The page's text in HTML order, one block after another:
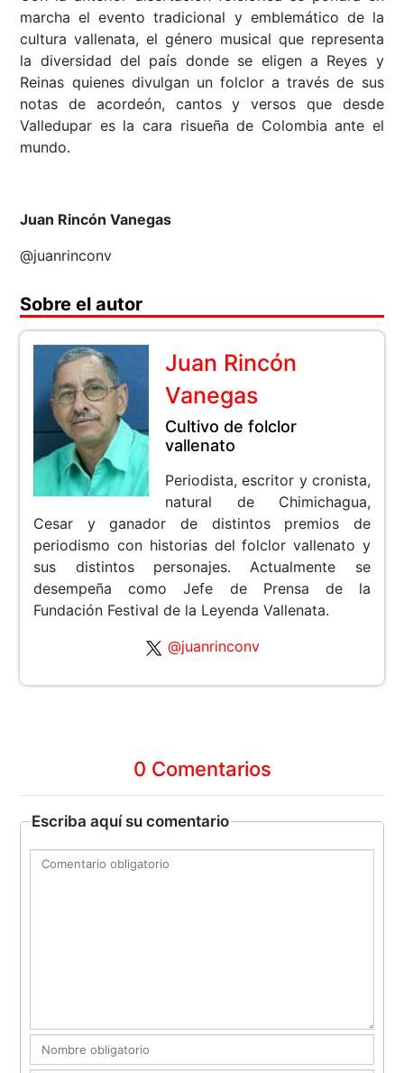
marcha el evento tradicional y emblemático de la
cultura vallenata, el género musical que representa
la diversidad del país donde se eligen a Reyes y
Reinas quienes divulgan un folclor a través de sus
notas de acordeón, cantos y versos que desde
Valledupar es la cara risueña de Colombia ante el
mundo.
Juan Rincón Vanegas
@juanrinconv
Sobre el autor
Juan Rincón
Vanegas
Cultivo de folclor
vallenato
Periodista, escritor y cronista,
natural de Chimichagua,
Cesar y ganador de distintos premios de
periodismo con historias del folclor vallenato y
sus distintos personajes. Actualmente se
desempeña como Jefe de Prensa de la
Fundación Festival de la Leyenda Vallenata.
@juanrinconv
0 Comentarios
Escriba aquí su comentario